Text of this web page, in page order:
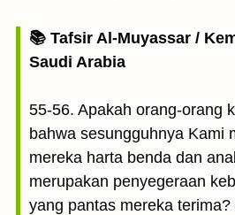
📚 Tafsir Al-Muyassar /
Saudi Arabia
55-56. Apakah orang-orang
bahwa sesungguhnya Kami
mereka harta benda dan
merupakan penyegeraan
yang pantas mereka